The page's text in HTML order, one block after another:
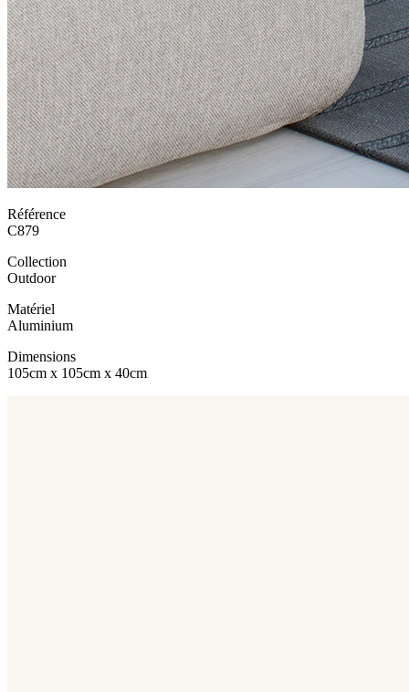
Référence
C879
Collection
Outdoor
Matériel
Aluminium
Dimensions
105cm x 105cm x 40cm